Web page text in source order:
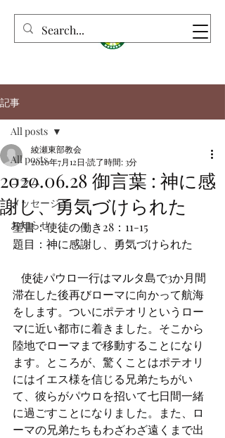
記事
All posts
コラム
メッセージ
お知らせ
All posts
2020.06.28 御言葉 : 神に感
謝し、勇気づけられた
綾瀬東部教会
2020年7月12日 読了時間: 3分
聖書：使徒の働き28：11-15
題目：神に感謝し、勇気づけられた
滞在した後再びローマに向かって航海
をします。ついにポテオリというロー
マに近い都市に着きました。そこから
陸地でローマまで移動することになり
ます。ところが、驚くことはポテオリ
にはイエス様を信じる兄弟たちがい
て、彼らがパウロを招いて七日間一緒
に過ごすことになりました。また、ロ
ーマの兄弟たちもわざわざ遠くまで出